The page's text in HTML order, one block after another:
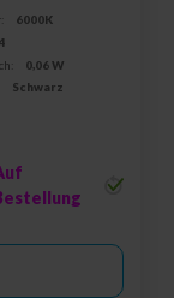
6000K
0,06 W
Schwarz